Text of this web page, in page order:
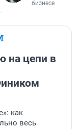
бизнесе
на цепи в
как
весь